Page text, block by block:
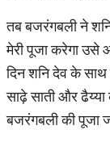
तब बजरंगबली ने
मेरी पूजा करेगा उसे
दिन शनि देव के
साढ़े साती और
बजरंगबली की पूजा